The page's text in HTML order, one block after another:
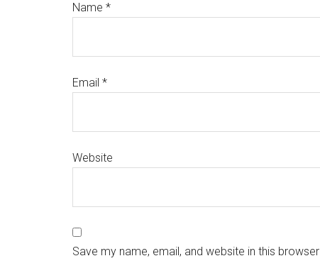
Name *
Email *
Website
Save my name, email, and website in this